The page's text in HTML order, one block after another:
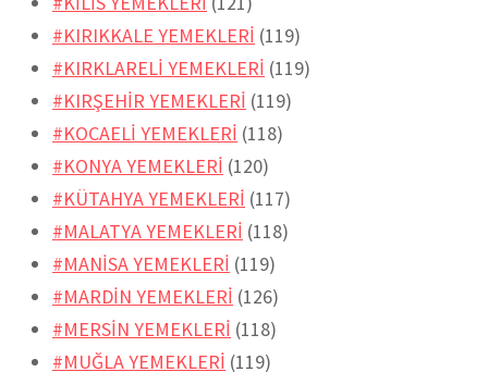
#KIRIKKALE YEMEKLERİ (119)
#KIRKLARELİ YEMEKLERİ (119)
#KIRŞEHİR YEMEKLERİ (119)
#KOCAELİ YEMEKLERİ (118)
#KONYA YEMEKLERİ (120)
#KÜTAHYA YEMEKLERİ (117)
#MALATYA YEMEKLERİ (118)
#MANİSA YEMEKLERİ (119)
#MARDİN YEMEKLERİ (126)
#MERSİN YEMEKLERİ (118)
#MUĞLA YEMEKLERİ (119)